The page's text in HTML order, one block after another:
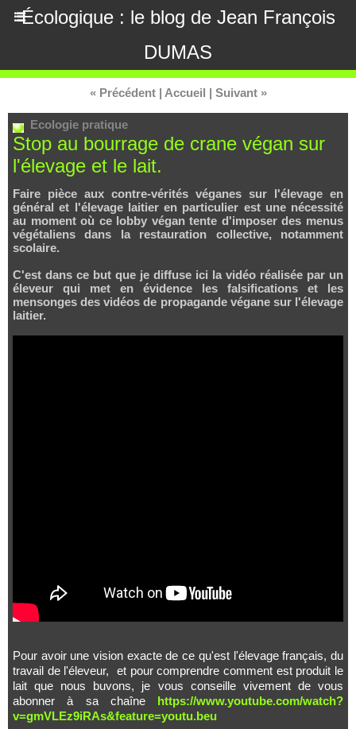
Écologique : le blog de Jean François
DUMAS
« Précédent | Accueil | Suivant »
Ecologie pratique
Stop au bourrage de crane végan sur
l'élevage et le lait.
Faire pièce aux contre-vérités véganes sur l'élevage en
général et l'élevage laitier en particulier est une nécessité
au moment où ce lobby végan tente d'imposer des menus
végétaliens dans la restauration collective, notamment
scolaire.
C'est dans ce but que je diffuse ici la vidéo réalisée par un
éleveur qui met en évidence les falsifications et les
mensonges des vidéos de propagande végane sur l'élevage
laitier.
Pour avoir une vision exacte de ce qu'est l'élevage français, du
travail de l'éleveur, et pour comprendre comment est produit le
lait que nous buvons, je vous conseille vivement de vous
abonner à sa chaîne https://www.youtube.com/watch?
v=gmVLEz9iRAs&feature=youtu.beu